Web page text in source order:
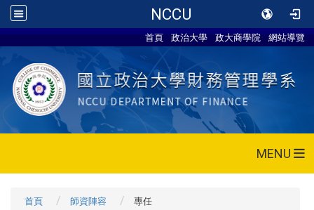
NCCU
首頁 政治大學 政大商學院 網站導覽
MENU
首頁 師資陣容 專任